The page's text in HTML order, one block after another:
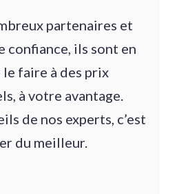
partenaires et
confiance, ils sont en
le faire à des prix
à votre avantage.
de nos experts, c’est
du meilleur.